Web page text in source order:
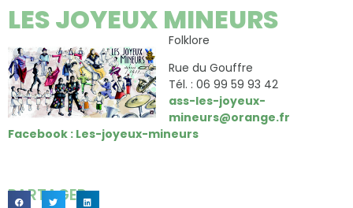
LES JOYEUX MINEURS
Folklore
Rue du Gouffre
Tél. : 06 99 59 93 42
ass-les-joyeux-
mineurs@orange.fr
Facebook : Les-joyeux-mineurs
PARTAGER...